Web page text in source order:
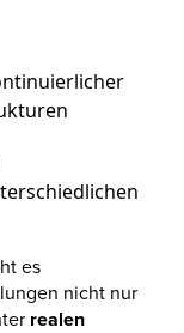
es
nicht nur
realen